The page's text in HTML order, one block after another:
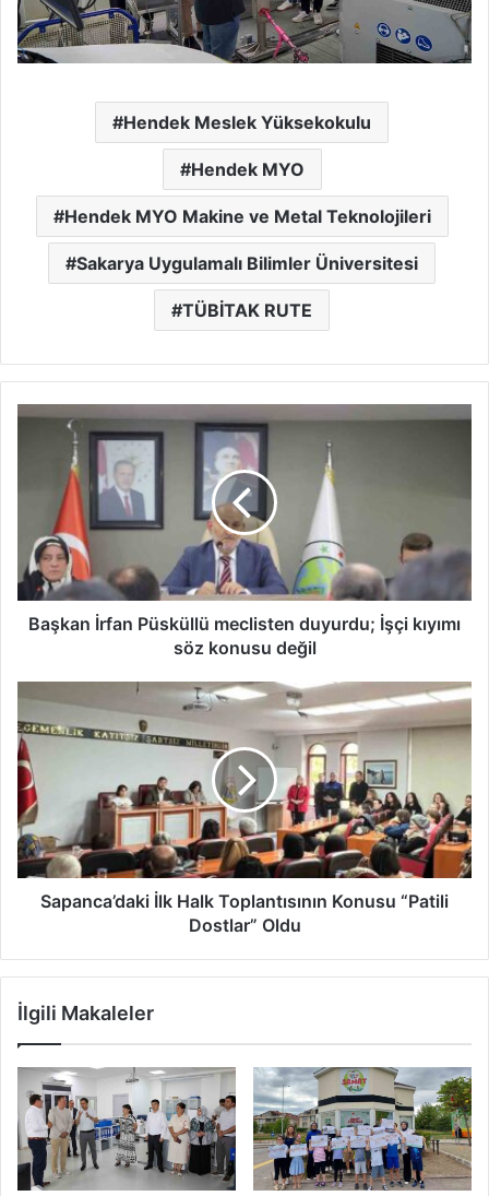
Hendek Meslek Yüksekokulu
Hendek MYO
Hendek MYO Makine ve Metal Teknolojileri
Sakarya Uygulamalı Bilimler Üniversitesi
TÜBİTAK RUTE
Başkan
Püsküllü
meclisten
duyurdu;
kıyımı
söz
konusu
değil
Başkan İrfan Püsküllü meclisten duyurdu; İşçi kıyımı
söz konusu değil
Halk
Toplantısının
Konusu
“Patili
Dostlar”
Oldu
Sapanca’daki İlk Halk Toplantısının Konusu “Patili
Dostlar” Oldu
İlgili Makaleler